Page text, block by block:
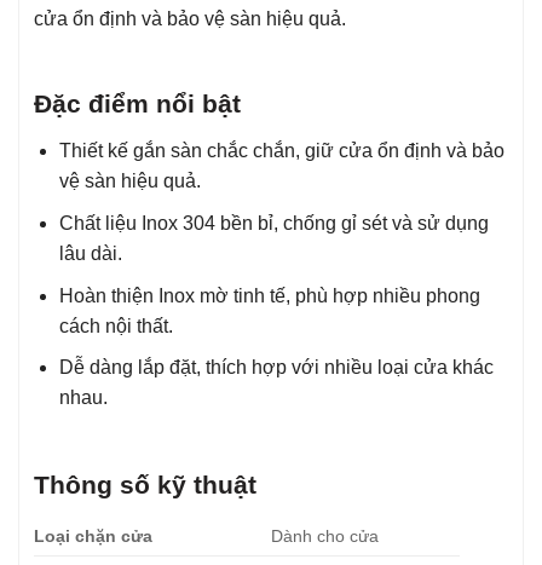
cửa ổn định và bảo vệ sàn hiệu quả.
Đặc điểm nổi bật
Thiết kế gắn sàn chắc chắn, giữ cửa ổn định và bảo
vệ sàn hiệu quả.
Chất liệu Inox 304 bền bỉ, chống gỉ sét và sử dụng
lâu dài.
Hoàn thiện Inox mờ tinh tế, phù hợp nhiều phong
cách nội thất.
Dễ dàng lắp đặt, thích hợp với nhiều loại cửa khác
nhau.
Thông số kỹ thuật
Loại chặn cửa Dành cho cửa